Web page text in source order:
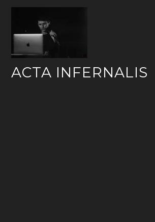
Skip
content
ACTA INFERNALIS